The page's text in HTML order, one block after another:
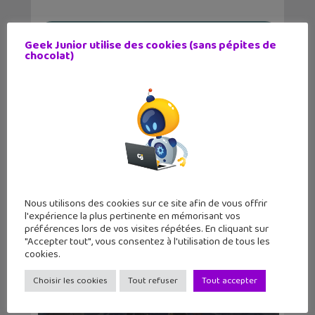
Pokémon Go de nouvelles tailles de
Geek Junior utilise des cookies (sans pépites de
chocolat)
Nous utilisons des cookies sur ce site afin de vous offrir
l'expérience la plus pertinente en mémorisant vos
préférences lors de vos visites répétées. En cliquant sur
"Accepter tout", vous consentez à l'utilisation de tous les
cookies.
Choisir les cookies Tout refuser Tout accepter